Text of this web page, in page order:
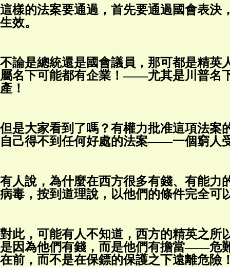
這樣的法案要通過，首先要通過國會表決
生效。
不論是總統還是國會議員，那可都是精英
屬名下可能都有企業！——尤其是川普名
產！
但是大家看到了嗎？有權力批准這項法案
自己得不到任何好處的法案——一個窮人
有人說，為什麼在西方很多有錢、有能力
病毒，按到道理說，以他們的條件完全可
對此，可能有人不知道，西方的精英之所
是因為他們有錢，而是他們有擔當——危
在前，而不是在保鏢的保護之下遠離危險